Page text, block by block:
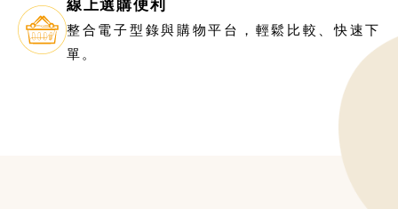
線上選購便利
整合電子型錄與購物平台，輕鬆比較、快速下
單。